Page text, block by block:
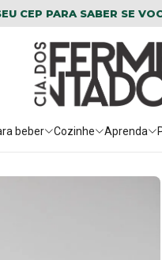
CEP PARA SABER SE
beber Cozinhe Aprenda